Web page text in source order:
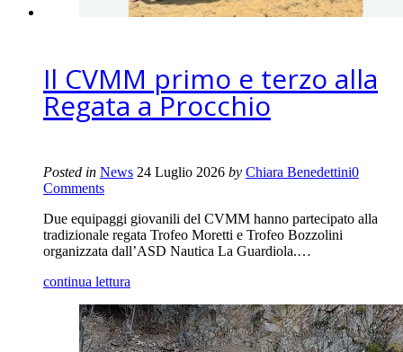
Il CVMM primo e terzo alla
Regata a Procchio
Posted in News 24 Luglio 2026 by Chiara Benedettini0
Comments
Due equipaggi giovanili del CVMM hanno partecipato alla
tradizionale regata Trofeo Moretti e Trofeo Bozzolini
organizzata dall’ASD Nautica La Guardiola.…
continua lettura